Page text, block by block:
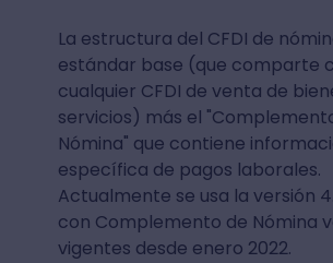
La estructura del CFDI de
estándar base (que comparte
cualquier CFDI de venta de
servicios) más el
Nómina" que contiene
específica de pagos laborales.
Actualmente se usa la versión
con Complemento de Nómina
vigentes desde enero 2022.